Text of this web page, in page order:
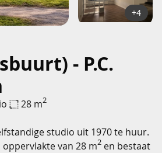
- P.C.
28 m2
+4
studio uit 1970 te huur.
van 28 m2 en bestaat